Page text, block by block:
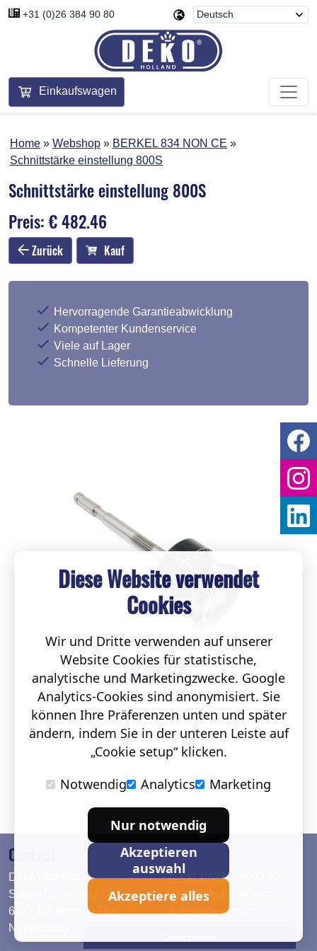
+31 (0)26 384 90 80
Einkaufswagen
Home Webshop
BERKEL 834 NON CE
Schnittstärke einstellung 800S
Schnittstärke einstellung 800S
Preis: € 482.46
Zurück Kauf
Hervorragende Garantieabwicklung
Kompetenter Kundenservice
Viele auf Lager
Schnelle Lieferung
Contact
Deko Holland
Simon Stevinweg 19
6827 BS Arnhem The
Netherlands
T. +31 (0)26 384 90 80
info@dekoholland.com
dekoholland.com
Diese Website verwendet
Cookies
Wir und Dritte verwenden auf unserer
Website Cookies für statistische,
analytische und Marketingzwecke. Google
Analytics-Cookies sind anonymisiert. Sie
können Ihre Präferenzen unten und später
ändern, indem Sie in der unteren Leiste auf
„Cookie setup“ klicken.
Notwendig
Analytics Marketing
Nur notwendig
Akzeptieren
auswahl
Akzeptiere alles